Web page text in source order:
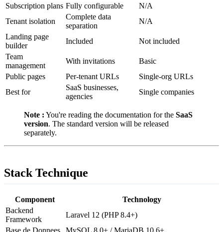
Subscription plans Fully configurable
N/A
Tenant isolation
Complete data
separation
N/A
Landing page
builder
Included
Not included
Team
management
With invitations
Basic
Public pages
Per-tenant URLs
Single-org URLs
Best for
SaaS businesses,
agencies
Single companies
Note : You're reading the documentation for the SaaS
version. The standard version will be released
separately.
Stack Technique
Component
Technology
Backend
Framework
Laravel 12 (PHP 8.4+)